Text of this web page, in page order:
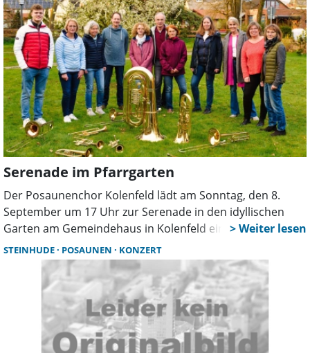
Serenade im Pfarrgarten
Der Posaunenchor Kolenfeld lädt am Sonntag, den 8.
September um 17 Uhr zur Serenade in den idyllischen
Garten am Gemeindehaus in Kolenfeld ein. Es wird eine
musikalische Andacht unter dem Titel „Glaube - Liebe -
Hoffnung“ erklingen.
STEINHUDE POSAUNEN KONZERT